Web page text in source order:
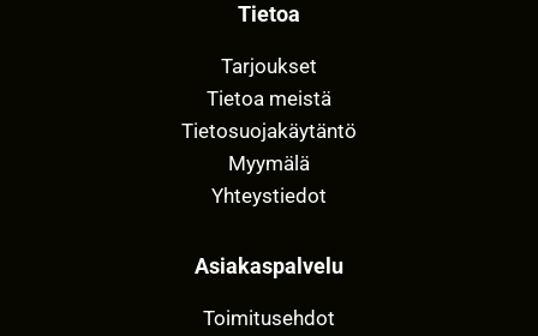
Tietoa
Tarjoukset
Tietoa meistä
Tietosuojakäytäntö
Myymälä
Yhteystiedot
Asiakaspalvelu
Toimitusehdot